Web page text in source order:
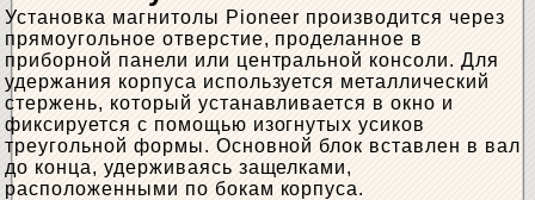
Установка магнитолы Pioneer производится через
прямоугольное отверстие, проделанное в
приборной панели или центральной консоли. Для
удержания корпуса используется металлический
стержень, который устанавливается в окно и
фиксируется с помощью изогнутых усиков
треугольной формы. Основной блок вставлен в вал
до конца, удерживаясь защелками,
расположенными по бокам корпуса.